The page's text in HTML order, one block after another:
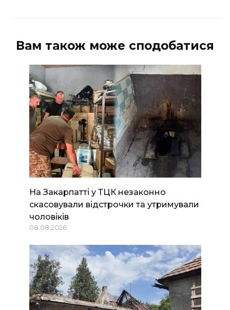
Вам також може сподобатися
На Закарпатті у ТЦК незаконно
скасовували відстрочки та утримували
чоловіків
08.08.2026